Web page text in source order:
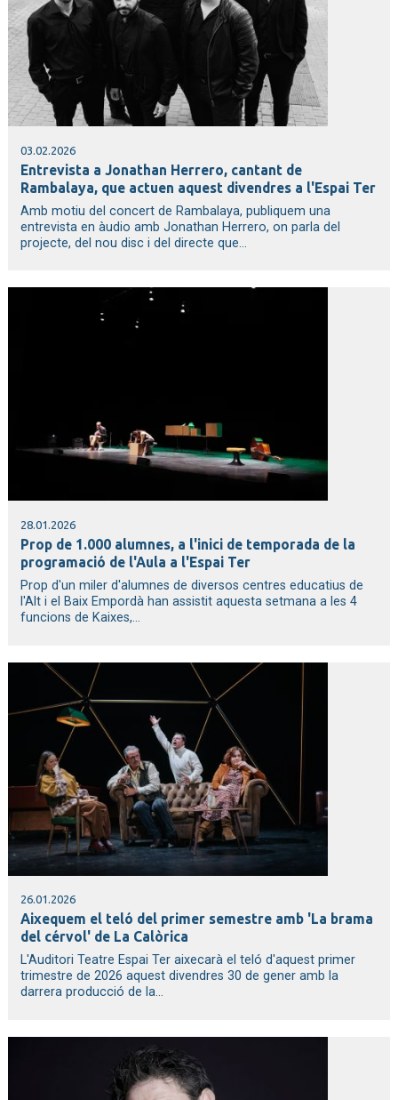
03.02.2026
Entrevista a Jonathan Herrero, cantant de
Rambalaya, que actuen aquest divendres a l'Espai Ter
Amb motiu del concert de Rambalaya, publiquem una
entrevista en àudio amb Jonathan Herrero, on parla del
projecte, del nou disc i del directe que...
28.01.2026
Prop de 1.000 alumnes, a l'inici de temporada de la
programació de l'Aula a l'Espai Ter
Prop d'un miler d'alumnes de diversos centres educatius de
l'Alt i el Baix Empordà han assistit aquesta setmana a les 4
funcions de Kaixes,...
26.01.2026
Aixequem el teló del primer semestre amb 'La brama
del cérvol' de La Calòrica
L'Auditori Teatre Espai Ter aixecarà el teló d'aquest primer
trimestre de 2026 aquest divendres 30 de gener amb la
darrera producció de la...